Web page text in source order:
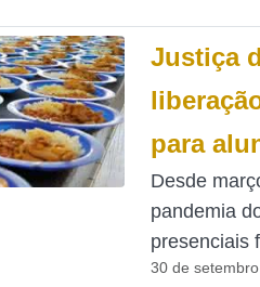
Justiça
para
Desde
pandemia
presenciais
30 de